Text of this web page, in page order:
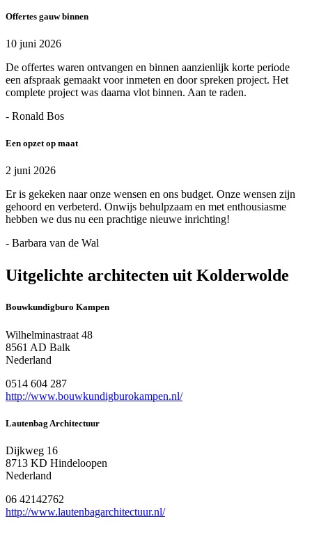
Offertes gauw binnen
10 juni 2026
De offertes waren ontvangen en binnen aanzienlijk korte periode
een afspraak gemaakt voor inmeten en door spreken project. Het
complete project was daarna vlot binnen. Aan te raden.
- Ronald Bos
Een opzet op maat
2 juni 2026
Er is gekeken naar onze wensen en ons budget. Onze wensen zijn
gehoord en verbeterd. Onwijs behulpzaam en met enthousiasme
hebben we dus nu een prachtige nieuwe inrichting!
- Barbara van de Wal
Uitgelichte architecten uit Kolderwolde
Bouwkundigburo Kampen
Wilhelminastraat 48
8561 AD Balk
Nederland
0514 604 287
http://www.bouwkundigburokampen.nl/
Lautenbag Architectuur
Dijkweg 16
8713 KD Hindeloopen
Nederland
06 42142762
http://www.lautenbagarchitectuur.nl/